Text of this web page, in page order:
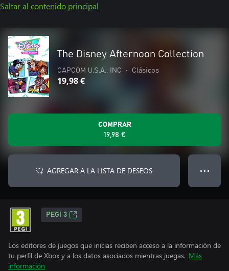
Saltar al contenido principal
The Disney Afternoon Collection
CAPCOM U.S.A., INC • Clásicos
19,98 €
COMPRAR
19,98 €
AGREGAR A LA LISTA DE DESEOS ● ● ●
PEGI 3
Los editores de juegos que inicias reciben acceso a la información de
tu perfil de Xbox y a los datos asociados mientras juegas. Más
información